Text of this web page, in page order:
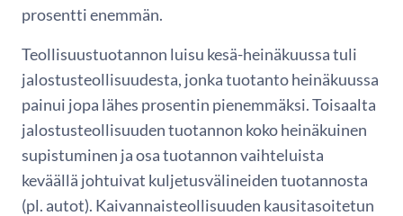
prosentti enemmän.
Teollisuustuotannon luisu kesä-heinäkuussa tuli
jalostusteollisuudesta, jonka tuotanto heinäkuussa
painui jopa lähes prosentin pienemmäksi. Toisaalta
jalostusteollisuuden tuotannon koko heinäkuinen
supistuminen ja osa tuotannon vaihteluista
keväällä johtuivat kuljetusvälineiden tuotannosta
(pl. autot). Kaivannaisteollisuuden kausitasoitetun